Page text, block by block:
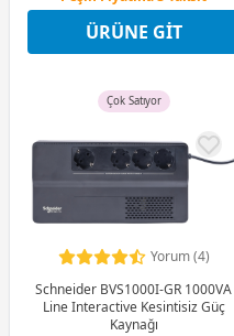
12 Ay x 129 TL taksitle
Peşin Fiyatına 3 Taksit
ÜRÜNE GIT
Çok Satıyor
Yorum (4)
Schneider BVS1000I-GR 1000VA
Line Interactive Kesintisiz Güç
Kaynağı